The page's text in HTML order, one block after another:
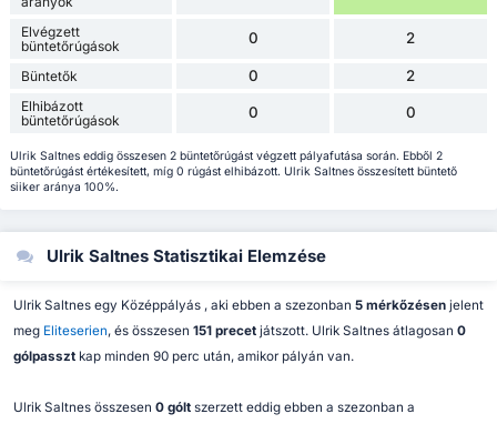
Elvégzett
büntetőrúgások
0 2
Büntetők 0 2
Elhibázott
büntetőrúgások
0 0
Ulrik Saltnes eddig összesen 2 büntetőrúgást végzett pályafutása során. Ebből 2
büntetőrúgást értékesített, míg 0 rúgást elhibázott. Ulrik Saltnes összesített büntető
siiker aránya 100%.
Ulrik Saltnes Statisztikai Elemzése
Ulrik Saltnes egy Középpályás , aki ebben a szezonban 5 mérkőzésen jelent
meg Eliteserien, és összesen 151 precetjátszott. Ulrik Saltnes átlagosan 0
gólpassztkap minden 90 perc után, amikor pályán van.
Ulrik Saltnes összesen 0 góltszerzett eddig ebben a szezonban a